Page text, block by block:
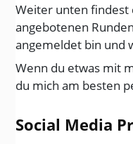
Weiter unten findest
angebotenen
angemeldet bin und
Wenn du etwas mit
du mich am besten
Social Media